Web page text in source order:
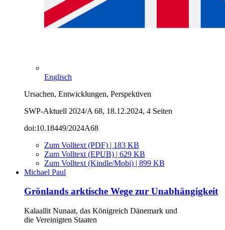
Englisch
Ursachen, Entwicklungen, Perspektiven
SWP-Aktuell 2024/A 68, 18.12.2024, 4 Seiten
doi:10.18449/2024A68
Zum Volltext (PDF) | 183 KB
Zum Volltext (EPUB) | 629 KB
Zum Volltext (Kindle/Mobi) | 899 KB
Michael Paul
Grönlands arktische Wege zur Unabhängigkeit
Kalaallit Nunaat, das Königreich Dänemark und
die Vereinigten Staaten